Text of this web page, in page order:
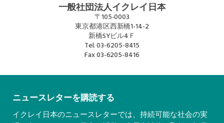
一般社団法人イクレイ日本
〒105-0003
東京都港区西新橋1-14-2
新橋SYビル4Ｆ
Tel.03-6205-8415
Fax03-6205-8416
ニュースレターを購読する
イクレイ日本のニュースレターでは、持続可能な社会の実